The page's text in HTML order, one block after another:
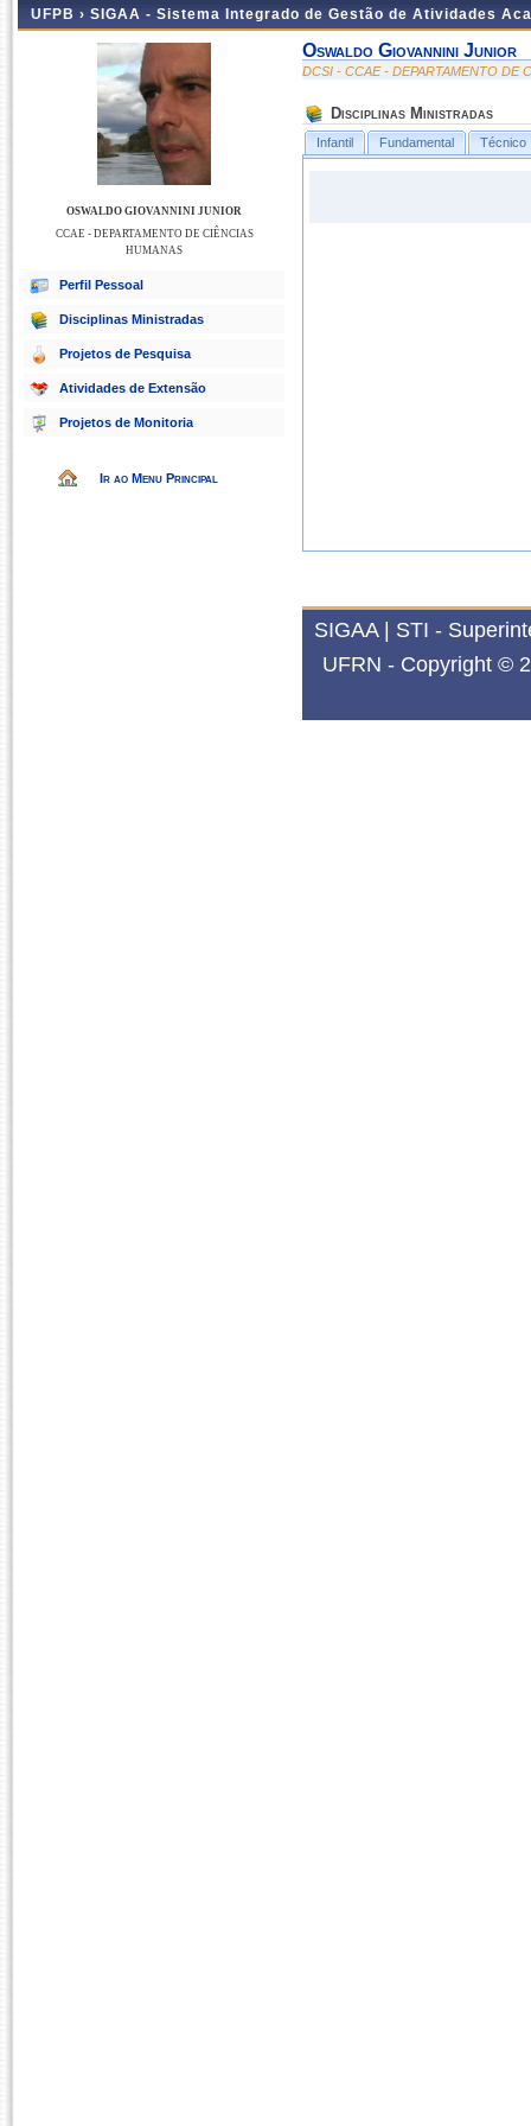
UFPB › SIGAA - Sistema Integrado de Gestão de Atividades
OSWALDO GIOVANNINI JUNIOR
CCAE - DEPARTAMENTO DE CIÊNCIAS
HUMANAS
Perfil Pessoal
Disciplinas Ministradas
Projetos de Pesquisa
Atividades de Extensão
Projetos de Monitoria
Ir ao Menu Principal
Oswaldo Giovannini Junior
DCSI - CCAE - DEPARTAMENTO DE
Disciplinas Ministradas
Infantil Fundamental Técnico
SIGAA | STI -
UFRN - Copyright ©